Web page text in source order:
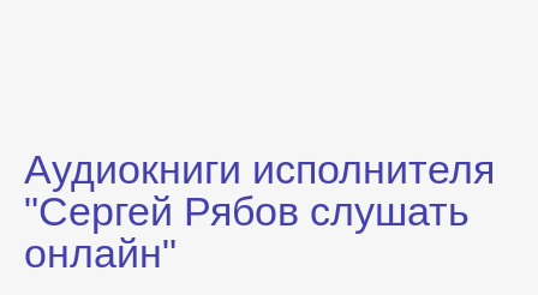
Аудиокниги исполнителя
"Сергей Рябов слушать
онлайн"